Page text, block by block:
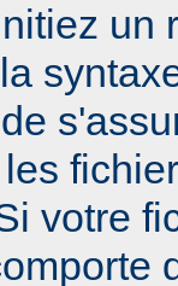
un
votre